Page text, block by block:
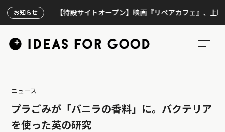
お知らせ【特設サイトオープン】映画『リペアカフェ』、上映300回
ニュース
プラごみが「バニラの香料」に。バクテリア
を使った英の研究